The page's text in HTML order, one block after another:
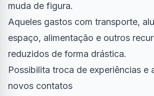
muda de figura.
Aqueles gastos com transporte,
espaço, alimentação e outros
reduzidos de forma drástica.
Possibilita troca de experiências e
novos contatos